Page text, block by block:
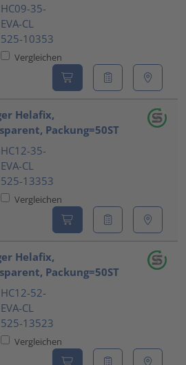
HC09-35-
EVA-CL
525-10353
Vergleichen
Helafix,
Packung=50ST
HC12-35-
EVA-CL
525-13353
Vergleichen
Helafix,
Packung=50ST
HC12-52-
EVA-CL
525-13523
Vergleichen